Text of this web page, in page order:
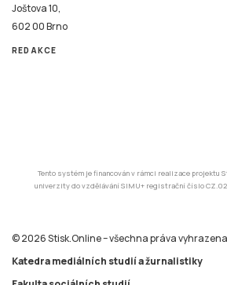
Joštova 10,
602 00 Brno
REDAKCE
Tento systém je financován v rámci realizace
univerzity do vzdělávání SIMU+ registrační číslo
© 2026 Stisk.Online – všechna práva vyhrazena
Katedra mediálních studií a žurnalistiky